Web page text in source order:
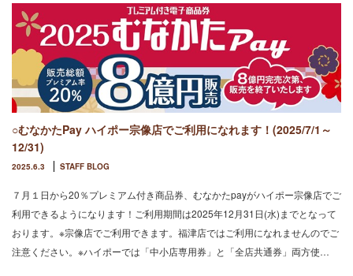
○むなかたPay ハイポー宗像店でご利用になれます！(2025/7/1～
12/31)
2025.6.3 STAFF BLOG
７月１日から20％プレミアム付き商品券、むなかたpayがハイポー宗像店でご
利用できるようになります！ご利用期間は2025年12月31日(水)までとなって
おります。※宗像店でご利用できます。福津店ではご利用になれませんのでご
注意ください。※ハイポーでは「中小店専用券」と「全店共通券」両方使…